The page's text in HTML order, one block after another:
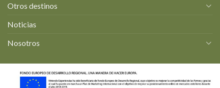
Otros destinos
Noticias
Nosotros